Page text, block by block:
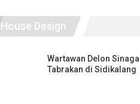
House Design
Wartawan Delon
Tabrakan di Sidikalang